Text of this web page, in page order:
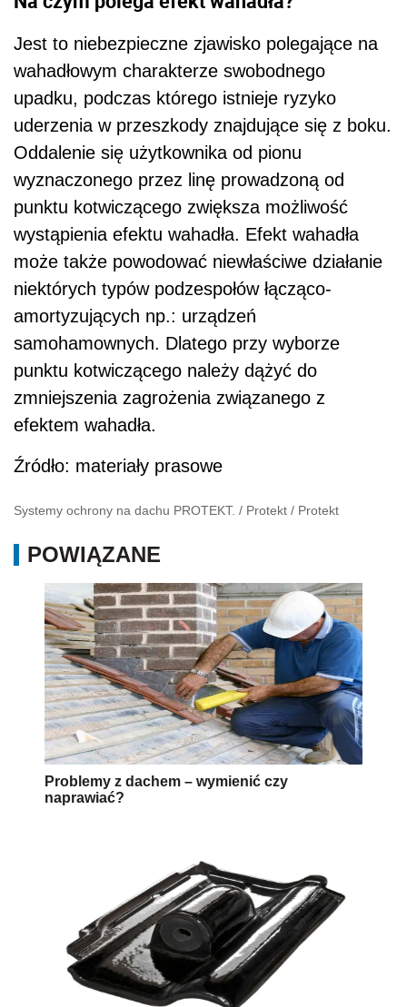
Jest to niebezpieczne zjawisko polegające na
wahadłowym charakterze swobodnego
upadku, podczas którego istnieje ryzyko
uderzenia w przeszkody znajdujące się z boku.
Oddalenie się użytkownika od pionu
wyznaczonego przez linę prowadzoną od
punktu kotwiczącego zwiększa możliwość
wystąpienia efektu wahadła. Efekt wahadła
może także powodować niewłaściwe działanie
niektórych typów podzespołów łącząco-
amortyzujących np.: urządzeń
samohamownych. Dlatego przy wyborze
punktu kotwiczącego należy dążyć do
zmniejszenia zagrożenia związanego z
efektem wahadła.
Źródło: materiały prasowe
Systemy ochrony na dachu PROTEKT. / Protekt / Protekt
POWIĄZANE
Problemy z dachem – wymienić czy
naprawiać?